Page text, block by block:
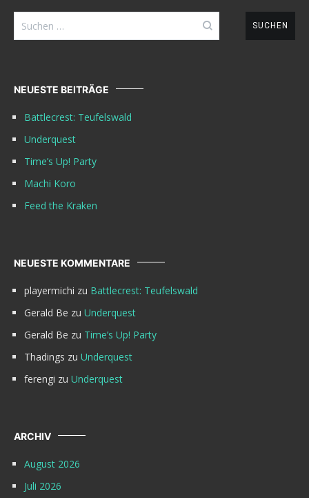
Suchen
nach:
NEUESTE BEITRÄGE
Battlecrest: Teufelswald
Underquest
Time’s Up! Party
Machi Koro
Feed the Kraken
NEUESTE KOMMENTARE
playermichi zu Battlecrest: Teufelswald
Gerald Be zu Underquest
Gerald Be zu Time’s Up! Party
Thadings zu Underquest
ferengi zu Underquest
ARCHIV
August 2026
Juli 2026